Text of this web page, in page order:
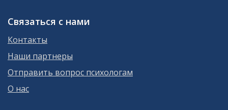
Связаться с нами
Контакты
Наши партнеры
Отправить вопрос психологам
О нас